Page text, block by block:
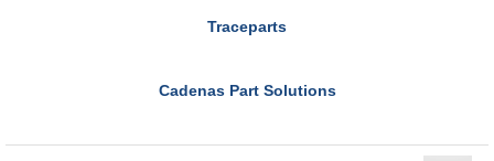
Traceparts
Cadenas Part Solutions